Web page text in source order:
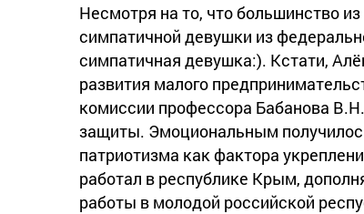
Несмотря на то, что большинство
симпатичной девушки из
симпатичная девушка:). Кстати,
развития малого
комиссии профессора Бабанова
защиты. Эмоциональным
патриотизма как фактора
работал в республике Крым,
работы в молодой российской